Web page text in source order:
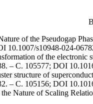
of the Pseudogap
10.1007/s10948-024-
of the electronic
– С. 105577; DOI
structure of
– С. 105156; DOI
Nature of Scaling